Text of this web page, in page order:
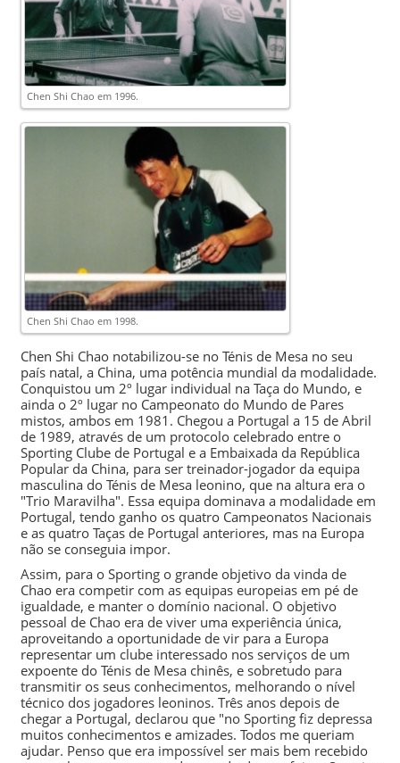
Chen Shi Chao em 1996.
Chen Shi Chao em 1998.
Chen Shi Chao notabilizou-se no Ténis de Mesa no seu
país natal, a China, uma potência mundial da modalidade.
Conquistou um 2º lugar individual na Taça do Mundo, e
ainda o 2º lugar no Campeonato do Mundo de Pares
mistos, ambos em 1981. Chegou a Portugal a 15 de Abril
de 1989, através de um protocolo celebrado entre o
Sporting Clube de Portugal e a Embaixada da República
Popular da China, para ser treinador-jogador da equipa
masculina do Ténis de Mesaleonino, que na altura era o
"Trio Maravilha". Essa equipa dominava a modalidade em
Portugal, tendo ganho os quatro Campeonatos Nacionais
e as quatro Taças de Portugal anteriores, mas na Europa
não se conseguia impor.
Assim, para o Sporting o grande objetivo da vinda de
Chao era competir com as equipas europeias em pé de
igualdade, e manter o domínio nacional. O objetivo
pessoal de Chao era de viver uma experiência única,
aproveitando a oportunidade de vir para a Europa
representar um clube interessado nos serviços de um
expoente do Ténis de Mesa chinês, e sobretudo para
transmitir os seus conhecimentos, melhorando o nível
técnico dos jogadores leoninos. Três anos depois de
chegar a Portugal, declarou que "no Sporting fiz depressa
muitos conhecimentos e amizades. Todos me queriam
ajudar. Penso que era impossível ser mais bem recebido